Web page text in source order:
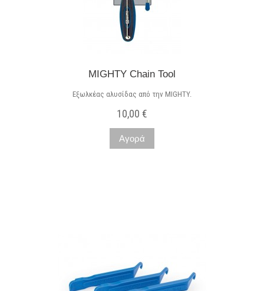
MIGHTY Chain Tool
Εξωλκέας αλυσίδας από την MIGHTY.
10,00 €
Αγορά